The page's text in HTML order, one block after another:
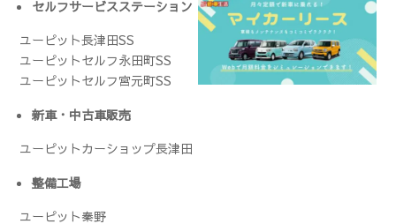
セルフサービスステーション
ユーピット長津田SS
ユーピットセルフ永田町SS
ユーピットセルフ宮元町SS
新車・中古車販売
ユーピットカーショップ長津田
整備工場
ユーピット秦野